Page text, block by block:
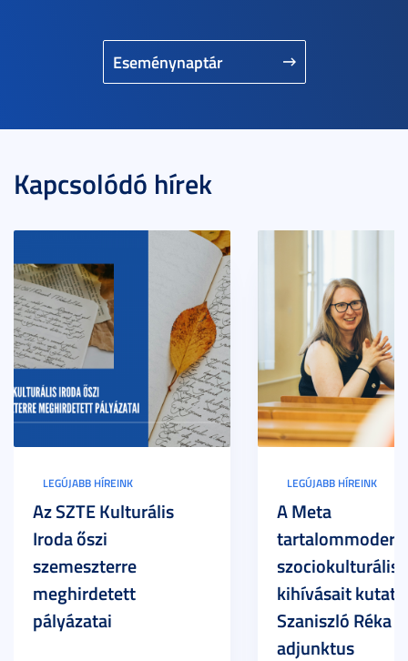
Eseménynaptár
Kapcsolódó hírek
LEGÚJABB HÍREINK
Az SZTE Kulturális
Iroda őszi
szemeszterre
meghirdetett
pályázatai
LEGÚJABB HÍREINK
A Meta
szociokulturális
kihívásait
Szaniszló Réka
adjunktus